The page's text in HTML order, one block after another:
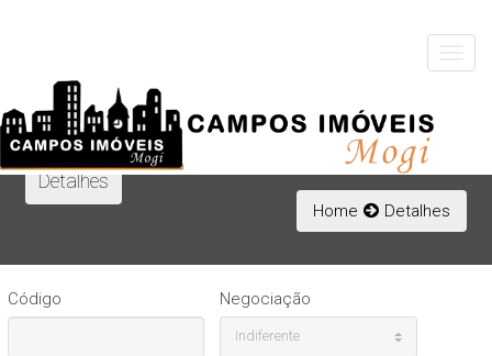
Detalhes
Home Detalhes
Código Negociação
Indiferente